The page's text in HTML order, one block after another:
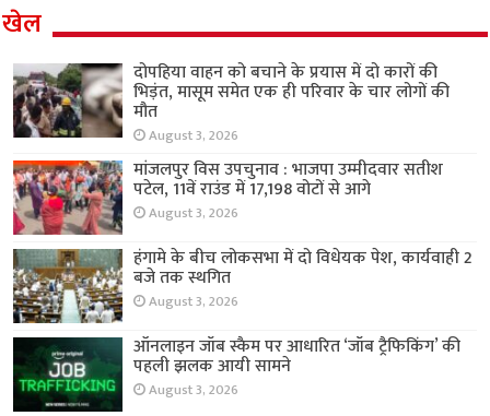
खेल
दोपहिया वाहन को बचाने के प्रयास में दो कारों की
भिड़ंत, मासूम समेत एक ही परिवार के चार लोगों की
मौत
August 3, 2026
मांजलपुर विस उपचुनाव : भाजपा उम्मीदवार सतीश
पटेल, 11वें राउंड में 17,198 वोटों से आगे
August 3, 2026
हंगामे के बीच लोकसभा में दो विधेयक पेश, कार्यवाही 2
बजे तक स्थगित
August 3, 2026
ऑनलाइन जॉब स्कैम पर आधारित ‘जॉब ट्रैफिकिंग’ की
पहली झलक आयी सामने
August 3, 2026